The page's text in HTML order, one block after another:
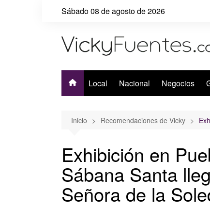
Sábado 08 de agosto de 2026
Local Nacional Negocios
Inicio Recomendaciones de Vicky
Exhibición en
Sábana Santa
Señora de la